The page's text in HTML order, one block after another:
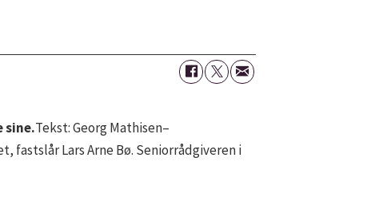
sine.Tekst: Georg Mathisen–
fastslår Lars Arne Bø. Seniorrådgiveren i